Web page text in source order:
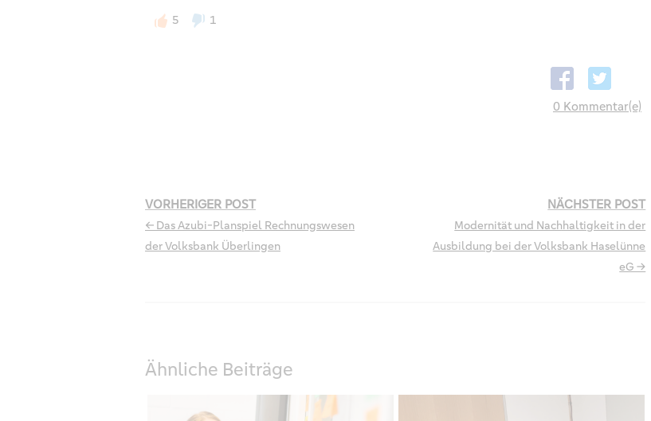
5 1
0 Kommentar(e)
VORHERIGER POST
← Das Azubi-Planspiel Rechnungswesen
der Volksbank Überlingen
NÄCHSTER POST
Modernität und Nachhaltigkeit in der
Ausbildung bei der Volksbank Haselünne
eG →
Ähnliche Beiträge